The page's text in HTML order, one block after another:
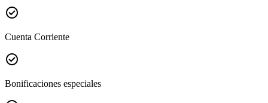
check_circle
Cuenta Corriente
check_circle
Bonificaciones especiales